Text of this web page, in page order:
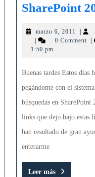
SharePoint
marzo 6, 2011 marzo
6,
jioller
0 Comment
1:50 pm
Buenas tardes Estos días
pegándome con el
búsquedas en SharePoint
links que dejo bajo estas
han resultado de gran
enterarme
Leer más
Leer